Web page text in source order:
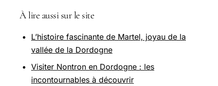
À lire aussi sur le site
L’histoire fascinante de Martel, joyau de la
vallée de la Dordogne
Visiter Nontron en Dordogne : les
incontournables à découvrir